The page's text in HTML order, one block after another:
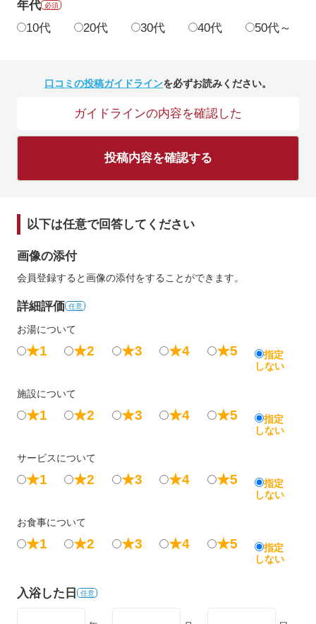
年代 必須
10代 20代 30代 40代 50代～
口コミの投稿ガイドラインを必ずお読みください。
ガイドラインの内容を確認した
投稿内容を確認する
以下は任意で回答してください
画像の添付
会員登録すると画像の添付をすることができます。
詳細評価 任意
お湯について
★1 ★2 ★3 ★4 ★5
指定
しない
施設について
★1 ★2 ★3 ★4 ★5
指定
しない
サービスについて
★1 ★2 ★3 ★4 ★5
指定
しない
お食事について
★1 ★2 ★3 ★4 ★5
指定
しない
入浴した日 任意